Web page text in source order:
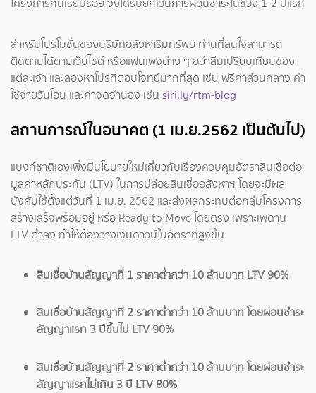
โครงการกันเรียบร้อย จึงได้รับยกเว้นการผ่อนชำระในช่วง 1-2 ปีแรก
สำหรับโปรโมชั่นของบริษัทอสังหาริมทรัพย์ ท่านที่สนใจสามารถ
ติดตามได้ตามเว็บไซต์ หรือแฟนเพจต่าง ๆ อย่าลืมเปรียบเทียบของ
แต่ละเจ้า และลองหาโปรที่ตอบโจทย์มากที่สุด เช่น ฟรีค่าส่วนกลาง ค่า
ใช้จ่ายวันโอน และค่าจดจำนอง เช่น siri.ly/rtm-blog
สถานการณ์ในอนาคต (1 เม.ย.2562 เป็นต้นไป)
แบงก์ชาติเองเพิ่งมีนโยบายใหม่เกี่ยวกับเรื่องควบคุมอัตราสินเชื่อต่อ
มูลค่าหลักประกัน (LTV) ในการปล่อยสินเชื่ออสังหาฯ โดยจะมีผล
บังคับใช้ตั้งแต่วันที่ 1 เม.ย. 2562 และส่งผลกระทบต่อกลุ่มโครงการ
สร้างเสร็จพร้อมอยู่ หรือ Ready to Move โดยตรง เพราะเพดาน
LTV ต่ำลง ทำให้ต้องวางเงินดาวน์ในอัตราที่สูงขึ้น
สินเชื่อบ้านสัญญาที่ 1 ราคาต่ำกว่า 10 ล้านบาท LTV 90%
สินเชื่อบ้านสัญญาที่ 2 ราคาต่ำกว่า 10 ล้านบาท โดยผ่อนชำระ
สัญญาแรก 3 ปีขึ้นไป LTV 90%
สินเชื่อบ้านสัญญาที่ 2 ราคาต่ำกว่า 10 ล้านบาท โดยผ่อนชำระ
สัญญาแรกไม่เกิน 3 ปี LTV 80%